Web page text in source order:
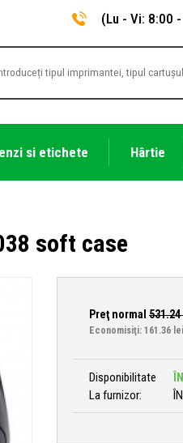
(Lu - Vi: 8:00
si etichete Hârtie
soft case
Preţ normal 531.24
Economisiţi: 161.36 lei
Disponibilitate
La furnizor: